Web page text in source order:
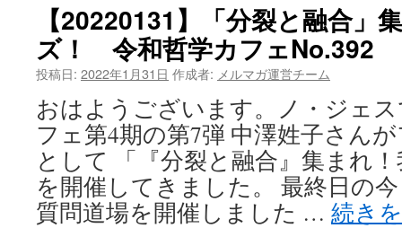
【20220131】「分裂と融合」
ズ！ 令和哲学カフェNo.392
投稿日: 2022年1月31日 作成者: メルマガ運営チーム
おはようございます。ノ・ジェ
フェ第4期の第7弾 中澤姓子さん
として 「『分裂と融合』集まれ
を開催してきました。 最終日の
質問道場を開催しました … 続き